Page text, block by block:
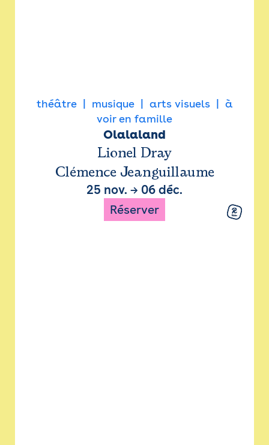
théâtre musique arts visuels
à
voir en famille
Olalaland
Lionel Dray
Clémence Jeanguillaume
25 nov. → 06 déc.
Réserver